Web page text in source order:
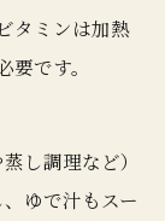
タミンは加熱
です。
し調理など）
ゆで汁もスー